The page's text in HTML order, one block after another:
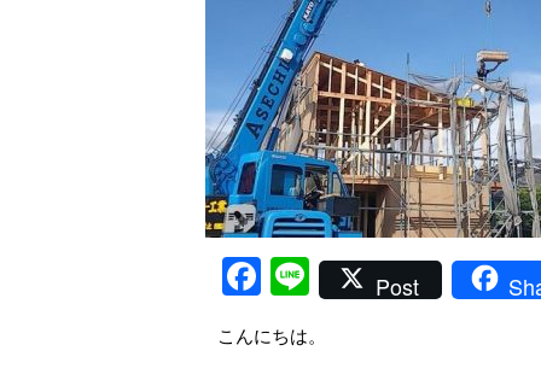
Facebook
LinePost
こんにちは。